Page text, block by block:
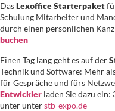
DasLexoffice Starterpaket
Schulung Mitarbeiter und
durch einen persönlichen
buchen
Einen Tag lang geht es auf der
Technik und Software: Mehr
für Gespräche und fürs
Entwickler laden Sie dazu
unter unterstb-expo.de